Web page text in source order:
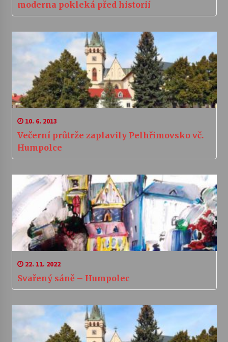
moderna pokleká před historií
10. 6. 2013
Večerní průtrže zaplavily Pelhřimovsko vč.
Humpolce
22. 11. 2022
Svařený sáně – Humpolec